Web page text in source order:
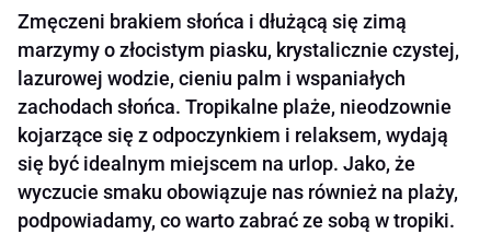
Zmęczeni brakiem słońca i dłużącą się zimą
marzymy o złocistym piasku, krystalicznie czystej,
lazurowej wodzie, cieniu palm i wspaniałych
zachodach słońca. Tropikalne plaże, nieodzownie
kojarzące się z odpoczynkiem i relaksem, wydają
się być idealnym miejscem na urlop. Jako, że
wyczucie smaku obowiązuje nas również na plaży,
podpowiadamy, co warto zabrać ze sobą w tropiki.